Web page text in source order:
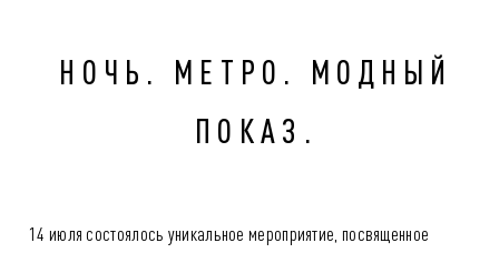
НОЧЬ. МЕТРО. МОДНЫЙ
ПОКАЗ.
14 июля состоялось уникальное мероприятие, посвященное